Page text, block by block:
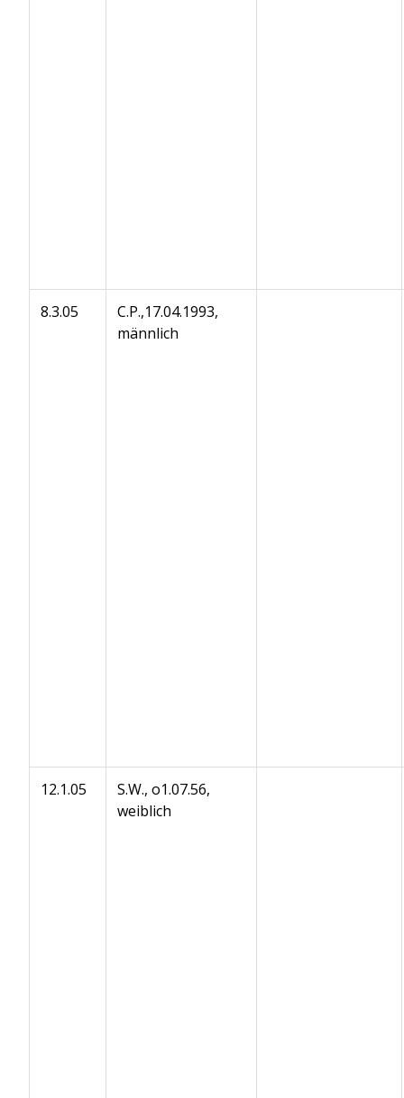
8.3.05
C.P.,17.04.1993,
männlich
12.1.05
S.W., o1.07.56,
weiblich